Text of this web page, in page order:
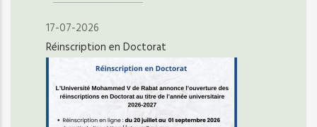
17-07-2026
Réinscription en Doctorat